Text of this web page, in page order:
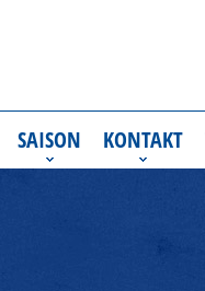
SAISON KONTAKT